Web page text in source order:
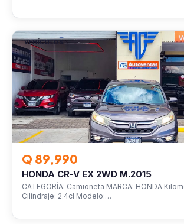
VEHÍCULOS
Q 89,990
HONDA CR-V EX 2WD M.2015
CATEGORÍA: Camioneta MARCA: HONDA
Cilindraje: 2.4cl Modelo:…